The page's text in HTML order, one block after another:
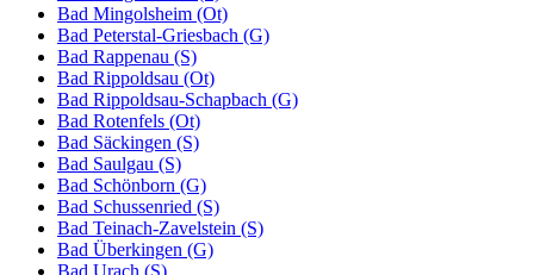
Bad Mingolsheim (Ot)
Bad Peterstal-Griesbach (G)
Bad Rappenau (S)
Bad Rippoldsau (Ot)
Bad Rippoldsau-Schapbach (G)
Bad Rotenfels (Ot)
Bad Säckingen (S)
Bad Saulgau (S)
Bad Schönborn (G)
Bad Schussenried (S)
Bad Teinach-Zavelstein (S)
Bad Überkingen (G)
Bad Urach (S)